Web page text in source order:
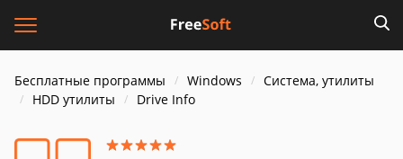
Бесплатные программы Windows
Система, утилиты
HDD утилиты
Drive Info